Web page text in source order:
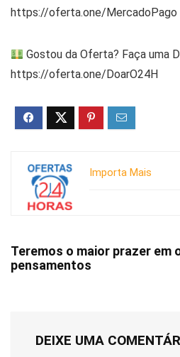
https://oferta.one/MercadoPago
Gostou da Oferta? Faça uma
https://oferta.one/DoarO24H
Importa Mais
Teremos o maior prazer em
pensamentos
DEIXE UMA